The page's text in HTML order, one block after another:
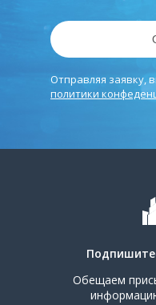
Отправляя заявку,
политики
Обещаем